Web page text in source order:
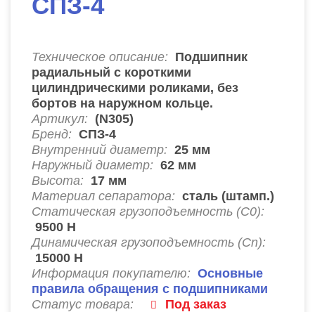
Техническое описание: Подшипник
радиальный с короткими
цилиндрическими роликами, без
бортов на наружном кольце.
Артикул: (N305)
Бренд: СПЗ-4
Внутренний диаметр: 25 мм
Наружный диаметр: 62 мм
Высота: 17 мм
Материал сепаратора: сталь (штамп.)
Статическая грузоподъемность (C0):
9500 Н
Динамическая грузоподъемность (Cn):
15000 Н
Информация покупателю: Основные
правила обращения с подшипниками
Статус товара:
Под заказ